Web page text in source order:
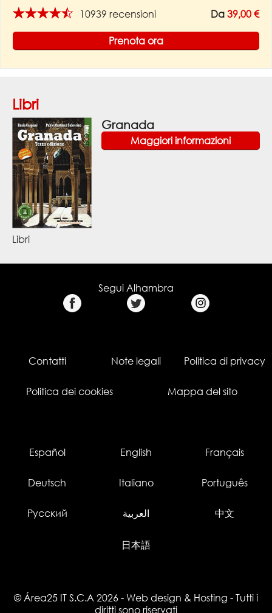
★★★★★ 10939 recensioni Da 39,00 €
Prenota ora
Libri
Granada
Maggiori informazioni
Libri
Segui Alhambra
Contatti Note legali Politica di privacy
Politica dei cookies Mappa del sito
Español English Français
Deutsch Italiano Português
Русский العربية 中文
日本語
© Área25 IT S.C.A 2026 - Web design & Hosting - Tutti i
diritti sono riservati